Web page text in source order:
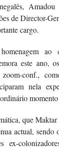
de Director-
cargo.
ao
este ano,
zoom-conf.,
nela
que
actual, sendo
ex-